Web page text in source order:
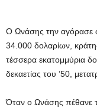
Ο Ωνάσης την αγόρασε
34.000 δολαρίων,
τέσσερα εκατομμύρια
δεκαετίας του ’50,
Όταν ο Ωνάσης πέθανε